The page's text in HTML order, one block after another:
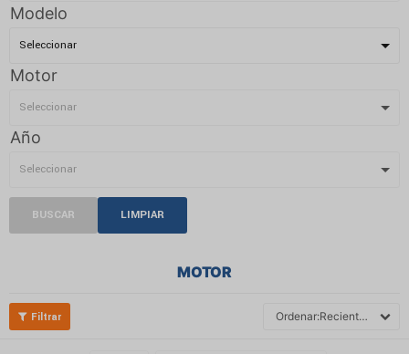
Modelo
Motor
Año
BUSCAR LIMPIAR
MOTOR
Recientes